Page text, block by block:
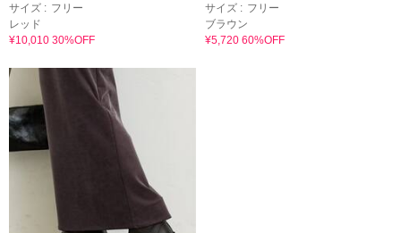
サイズ : フリー
レッド
¥10,010 30%OFF
サイズ : フリー
ブラウン
¥5,720 60%OFF